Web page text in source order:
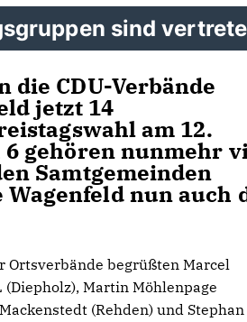
sind
CDU-Verbände
jetzt 14
am 12.
gehören nunmehr
Samtgemeinden
nun auch
Ortsverbände begrüßten Marcel
(Diepholz), Martin Möhlenpage
(Rehden) und Stephan